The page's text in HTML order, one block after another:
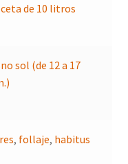
de 10 litros
sol (de 12 a 17
, follaje, habitus